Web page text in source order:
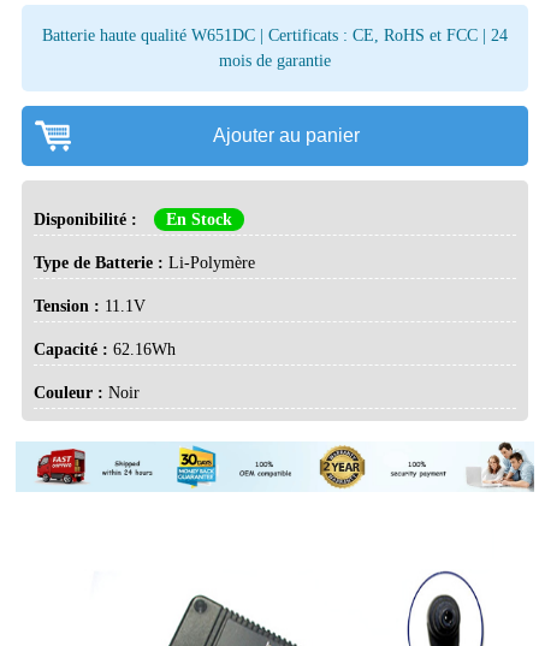
Batterie haute qualité W651DC | Certificats : CE, RoHS et FCC | 24
mois de garantie
Ajouter au panier
Disponibilité : En Stock
Type de Batterie :Li-Polymère
Tension : 11.1V
Capacité :62.16Wh
Couleur :Noir